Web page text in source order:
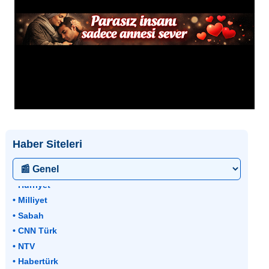
Haber Siteleri
• Hürriyet
• Milliyet
• Sabah
• CNN Türk
• NTV
• Habertürk